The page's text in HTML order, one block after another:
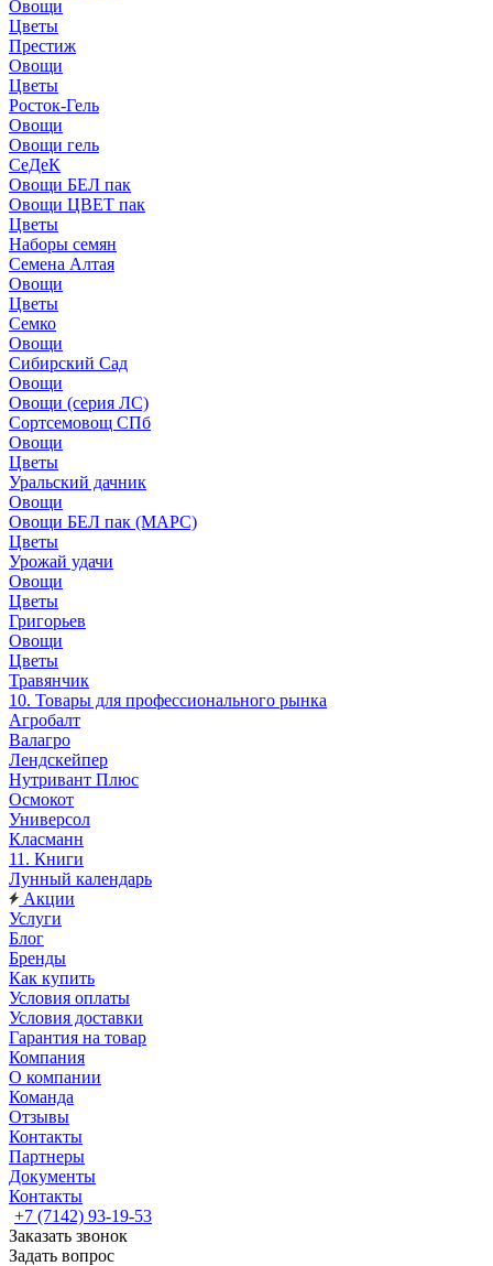
Овощи
Цветы
Престиж
Овощи
Цветы
Росток-Гель
Овощи
Овощи гель
СеДеК
Овощи БЕЛ пак
Овощи ЦВЕТ пак
Цветы
Наборы семян
Семена Алтая
Овощи
Цветы
Семко
Овощи
Сибирский Сад
Овощи
Овощи (серия ЛС)
Сортсемовощ СПб
Овощи
Цветы
Уральский дачник
Овощи
Овощи БЕЛ пак (МАРС)
Цветы
Урожай удачи
Овощи
Цветы
Григорьев
Овощи
Цветы
Травянчик
10. Товары для профессионального рынка
Агробалт
Валагро
Лендскейпер
Нутривант Плюс
Осмокот
Универсол
Класманн
11. Книги
Лунный календарь
Акции
Услуги
Блог
Бренды
Как купить
Условия оплаты
Условия доставки
Гарантия на товар
Компания
О компании
Команда
Отзывы
Контакты
Партнеры
Документы
Контакты
+7 (7142) 93-19-53
Заказать звонок
Задать вопрос